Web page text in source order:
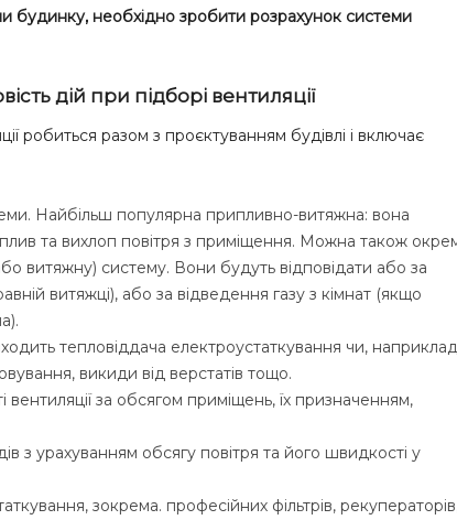
чи будинку, необхідно зробити розрахунок системи
дій при підборі вентиляції
робиться разом з проєктуванням будівлі і включає
Найбільш популярна припливно-витяжна: вона
та вихлоп повітря з приміщення. Можна також
витяжну) систему. Вони будуть відповідати або за
витяжці), або за відведення газу з кімнат (якщо
тепловіддача електроустаткування чи,
викиди від верстатів тощо.
вентиляції за обсягом приміщень, їх призначенням,
з урахуванням обсягу повітря та його швидкості у
зокрема. професійних фільтрів,